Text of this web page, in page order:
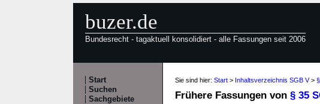
buzer.de
Bundesrecht - tagaktuell konsolidiert - alle Fassungen seit 2006
Start
Suchen
Sachgebiete
Sie sind hier: Start > Inhaltsverzeichnis SGB V>
Frühere Fassungen von § 35